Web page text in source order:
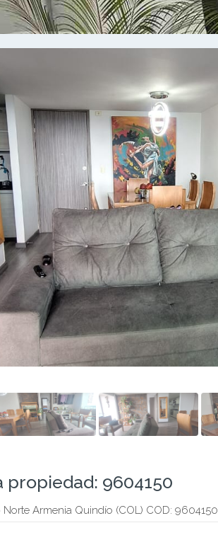
propiedad: 9604150
Armenia Quindío (COL) COD: 9604150